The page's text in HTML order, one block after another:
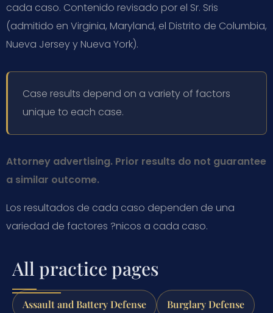
cada caso. Contenido revisado por el Sr. Sris
(admitido en Virginia, Maryland, el Distrito de Columbia,
Nueva Jersey y Nueva York).
Case results depend on a variety of factors
unique to each case.
Attorney advertising. Prior results do not guarantee
a similar outcome.
Los resultados de cada caso dependen de una
variedad de factores ?nicos a cada caso.
All practice pages
Assault and Battery Defense Burglary Defense